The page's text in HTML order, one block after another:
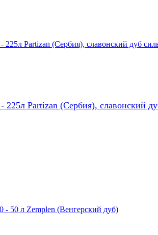
225л Partizan (Сербия), славонский